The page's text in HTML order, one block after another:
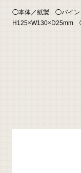
◯本体／紙製 ◯バイン
H125×W130×D25mm